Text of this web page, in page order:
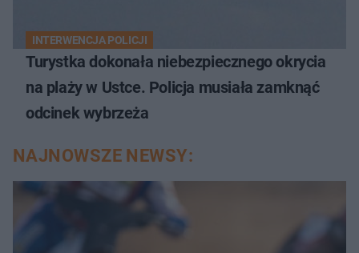
INTERWENCJA POLICJI
Turystka dokonała niebezpiecznego okrycia
na plaży w Ustce. Policja musiała zamknąć
odcinek wybrzeża
NAJNOWSZE NEWSY: